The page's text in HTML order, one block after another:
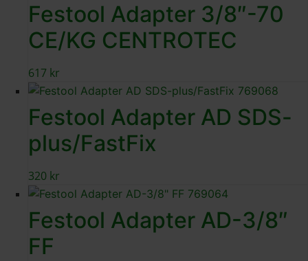
Festool Adapter 3/8″-70
CE/KG CENTROTEC
617 kr
Festool Adapter AD SDS-
plus/FastFix
320 kr
Festool Adapter AD-3/8″
FF